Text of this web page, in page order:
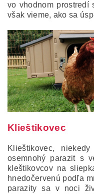
vo vhodnom prostredí
však vieme, ako sa
Klieštikovec
Klieštikovec,
osemnohý parazit s
kleštikovcov na
hnedočervenú podľa
parazity sa v noci